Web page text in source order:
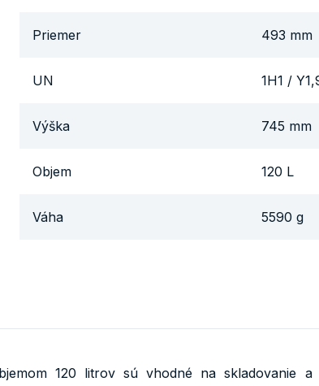
Priemer 493 mm
UN 1H1 /
Výška 745 mm
Objem 120 L
Váha 5590 g
120 litrov sú vhodné na skladovanie